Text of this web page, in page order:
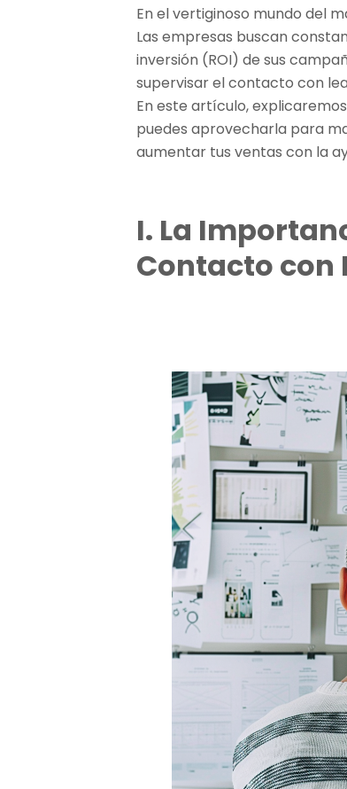
En el vertiginoso mundo del
Las empresas buscan
inversión (ROI) de sus
supervisar el contacto con
En este artículo,
puedes aprovecharla para
aumentar tus ventas con la
I. La
Contacto con